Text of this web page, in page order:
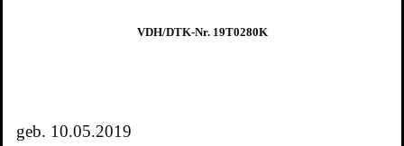
VDH/DTK-Nr. 19T0280K
geb. 10.05.2019